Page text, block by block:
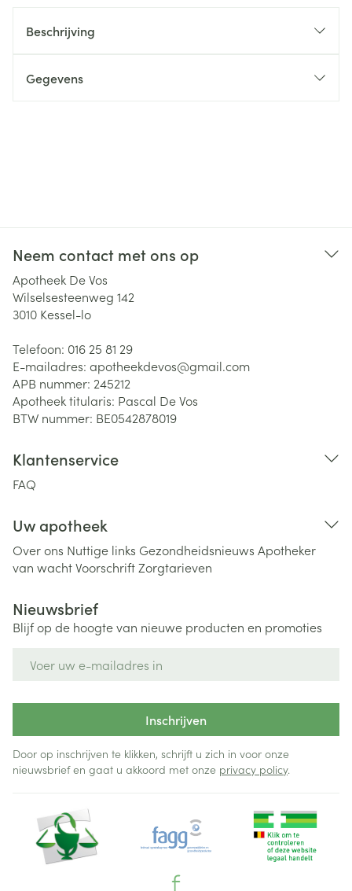
Beschrijving
Gegevens
Neem contact met ons op
Apotheek De Vos
Wilselsesteenweg 142
3010 Kessel-lo
Telefoon: 016 25 81 29
E-mailadres: apotheekdevos@gmail.com
APB nummer: 245212
Apotheek titularis: Pascal De Vos
BTW nummer: BE0542878019
Klantenservice
FAQ
Uw apotheek
Over ons Nuttige links Gezondheidsnieuws Apotheker
van wachtVoorschriftZorgtarieven
Nieuwsbrief
Blijf op de hoogte van nieuwe producten en promoties
Inschrijven
Door op inschrijven te klikken, schrijft u zich in voor onze
nieuwsbrief en gaat u akkoord met onze privacy policy.